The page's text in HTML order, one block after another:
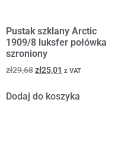
Pustak szklany Arctic
1909/8 luksfer połówka
szroniony
zł29,68zł25,01 z VAT
Dodaj do koszyka